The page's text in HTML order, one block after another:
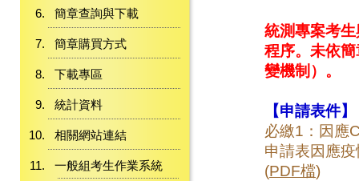
簡章查詢與下載
簡章購買方式
下載專區
統計資料
相關網站連結
一般組考生作業系統
統測專案考
程序。未依
變機制）。
【申請表件】
必繳1：因應
申請表因應
(PDF檔)